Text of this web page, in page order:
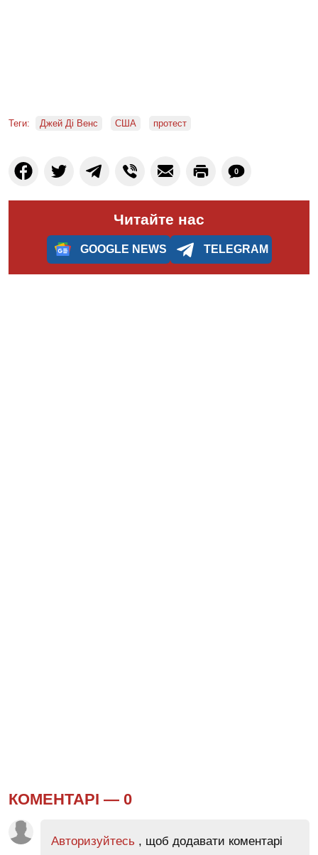
Теги: Джей Ді Венс США протест
0
Читайте нас
GOOGLE NEWS TELEGRAM
КОМЕНТАРІ — 0
Авторизуйтесь , щоб додавати коментарі